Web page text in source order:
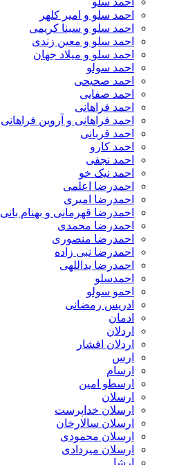
احمد سلو و امیر کلهر
احمد سلو و سینا کریمی
احمد سلو و معین زندی
احمد سلو و میلاد جهان
احمد سولو
احمد صحیحی
احمد صفایی
احمد فراهانی
احمد فراهانی و آروین فراهانی
احمد قربانی
احمد کارو
احمد نجفی
احمد نیک خو
احمدرضا اعلمی
احمدرضا امیری
احمدرضا قهرمانی و بهنام بانی
احمدرضا محمدی
احمدرضا منصوری
احمدرضا نبی زاده
احمدرضا یداللهی
احمدسلو
احمو سولو
ادریس رمضانی
ادمان
اردلان
اردلان افشار
ارس
ارسام
ارسطو امین
ارسلان
ارسلان خداپرست
ارسلان سالارخان
ارسلان محمودی
ارسلان میردادی